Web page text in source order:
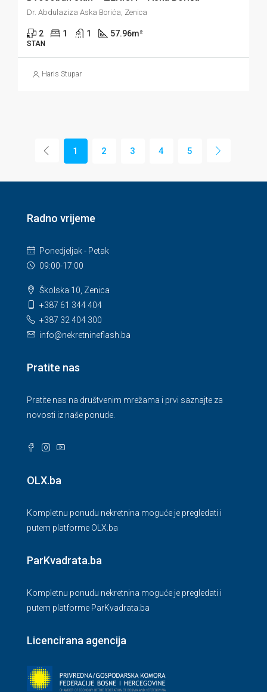
Dr. Abdulaziza Aska Borića, Zenica
2 1 1 57.96m²
STAN
Haris Stupar
1 2 3 4 5
Radno vrijeme
Ponedjeljak - Petak
09:00-17:00
Školska 10, Zenica
+387 61 344 404
+387 32 404 300
info@nekretnineflash.ba
Pratite nas
Pratite nas na društvenim mrežama i prvi saznajte za
novosti iz naše ponude.
OLX.ba
Kompletnu ponudu nekretnina moguće je pregledati i
putem platforme OLX.ba
ParKvadrata.ba
Kompletnu ponudu nekretnina moguće je pregledati i
putem platforme ParKvadrata.ba
Licencirana agencija